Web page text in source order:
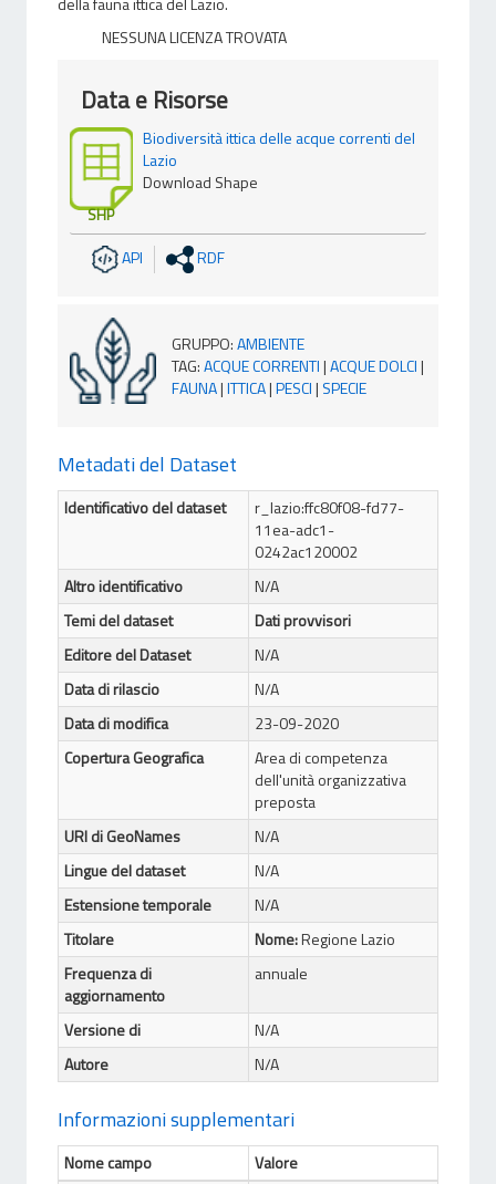
NESSUNA LICENZA TROVATA
Data e Risorse
SHP
Biodiversità ittica delle acque correnti del
Lazio
Download Shape
API RDF
GRUPPO:AMBIENTE
TAG:ACQUE CORRENTI|ACQUE DOLCI|
FAUNA|ITTICA|PESCI| SPECIE
Metadati del Dataset
Identificativo del dataset
r_lazio:ffc80f08-fd77-
11ea-adc1-
0242ac120002
Altro identificativo
N/A
Temi del dataset
Dati provvisori
Editore del Dataset
N/A
Data di rilascio
N/A
Data di modifica
23-09-2020
Copertura Geografica
Area di competenza
dell'unità organizzativa
preposta
URI di GeoNames
N/A
Lingue del dataset
N/A
Estensione temporale
N/A
Titolare
Nome:Regione Lazio
Frequenza di
aggiornamento
annuale
Versione di
N/A
Autore
N/A
Informazioni supplementari
Nome campo
Valore